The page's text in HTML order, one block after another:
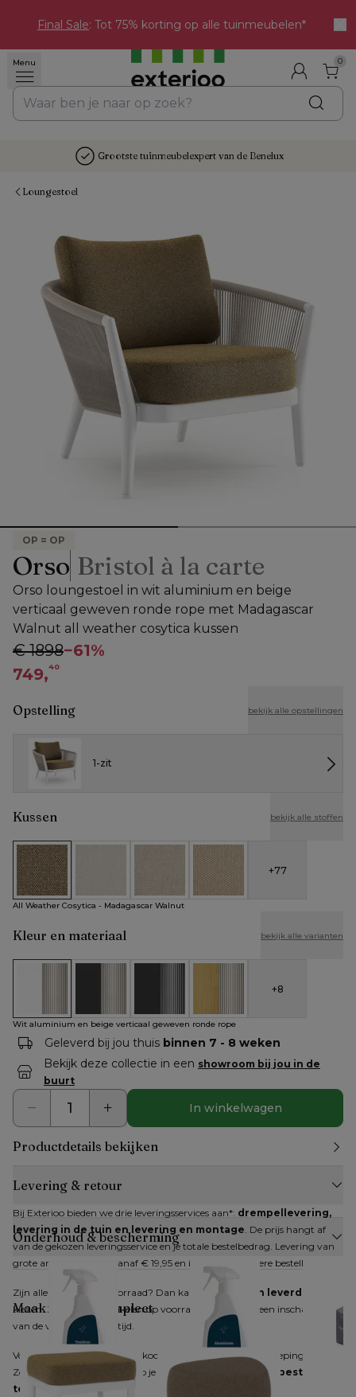
Final Sale: Tot 75% korting op alle tuinmeubelen*
Menu 0
Grootste tuinmeubelexpert van de Benelux
Loungestoel
OP = OP
Orso Bristol à la carte
Orso loungestoel in wit aluminium en beige
verticaal geweven ronde rope met Madagascar
Walnut all weather cosytica kussen
€ 1898−61%
749,40
Opstelling bekijk alle opstellingen
1-zit
Kussen bekijk alle stoffen
All Weather Cosytica - Madagascar Walnut
All Weather Cosytica - Althea Off White
All Weather Cosytica - Althea Chalk
All Weather Cosytica - Althea
+77
All Weather Cosytica - Madagascar Walnut
Kleur en materiaal bekijk alle varianten
Wit aluminium en beige verticaal geweven ronde rope
Zwart aluminium en beige verticaal geweven
Zwart aluminium en zwart verticaal
Teak en beige verticaal
+8
Wit aluminium en beige verticaal geweven ronde rope
Geleverd bij jou thuis binnen 7 - 8 weken
Bekijk deze collectie in een showroom bij jou in de
buurt
In winkelwagen
Productdetails bekijken
Levering & retour
Bij Exterioo bieden we drie leveringsservices aan*: drempellevering,
levering in de tuin en levering en montage. De prijs hangt af
van de gekozen leveringsservice en je totale bestelbedrag. Levering van
grote artikelen kan al vanaf € 19,95 en is gratis bij grotere bestellingen.
Zijn alle artikelen op voorraad? Dan kan je
direct een leverdatum
kiezen. Zijn niet alle artikelen op voorraad, dan krijg je een inschatting
van de verwachte levertijd.
Voor producten die online gekocht worden, geldt het herroepingsrecht.
Zodra je dit hebt gemeld, heb je
14 dagen de tijd om je bestelling
terug te sturen
Onderhoud & bescherming
Maak je look compleet